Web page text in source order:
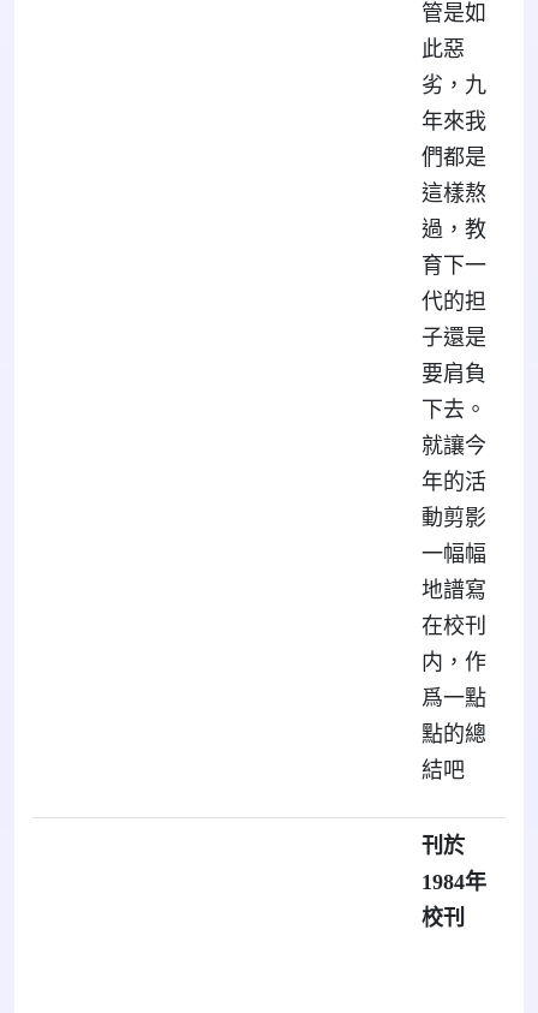
管是如
此惡
劣，九
年來我
們都是
這樣熬
過，教
育下一
代的担
子還是
要肩負
下去。
就讓今
年的活
動剪影
一幅幅
地譜寫
在校刊
内，作
爲一點
點的總
結吧
刊於
1984年
校刊